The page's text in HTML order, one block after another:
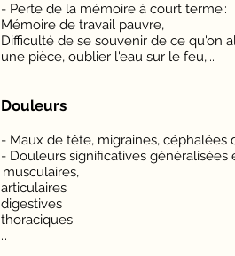
- Perte de la mémoire à court terme :
Mémoire de travail pauvre,
Difficulté de se souvenir de ce qu'on
une pièce, oublier l'eau sur le feu,...
Douleurs
- Maux de tête, migraines, céphalées
- Douleurs significatives
musculaires,
articulaires
digestives
thoraciques
…